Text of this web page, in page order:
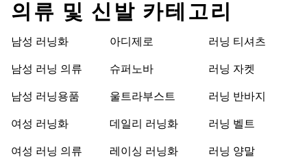
의류 및 신발 카테고리
남성 러닝화
남성 러닝 의류
남성 러닝용품
여성 러닝화
여성 러닝 의류
아디제로
슈퍼노바
울트라부스트
데일리 러닝화
레이싱 러닝화
러닝 티셔츠
러닝 자켓
러닝 반바지
러닝 벨트
러닝 양말